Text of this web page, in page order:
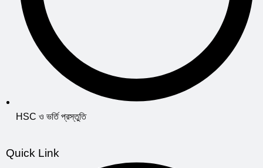
HSC ও ভর্তি প্রস্তুতি
Quick Link